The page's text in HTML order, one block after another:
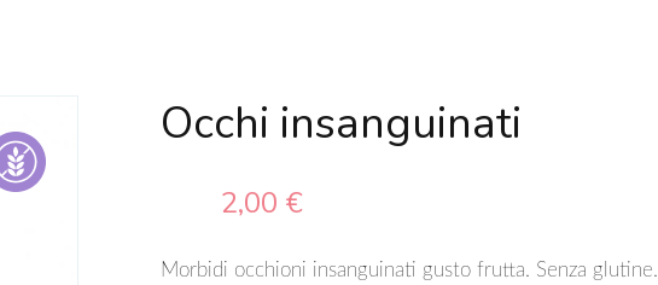
Occhi insanguinati
2,00 €
Morbidi occhioni insanguinati gusto frutta. Senza glutine.